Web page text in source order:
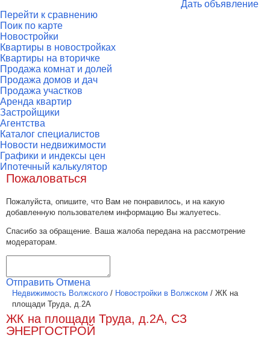
Дать объявление
Перейти к сравнению
Поик по карте
Новостройки
Квартиры в новостройках
Квартиры на вторичке
Продажа комнат и долей
Продажа домов и дач
Продажа участков
Аренда квартир
Застройщики
Агентства
Каталог специалистов
Новости недвижимости
Графики и индексы цен
Ипотечный калькулятор
Пожаловаться
Пожалуйста, опишите, что Вам не понравилось, и на какую
добавленную пользователем информацию Вы жалуетесь.
Спасибо за обращение. Ваша жалоба передана на рассмотрение
модераторам.
Отправить Отмена
Недвижимость Волжского / Новостройки в Волжском / ЖК на
площади Труда, д.2А
ЖК на площади Труда, д.2А, СЗ
ЭНЕРГОСТРОЙ